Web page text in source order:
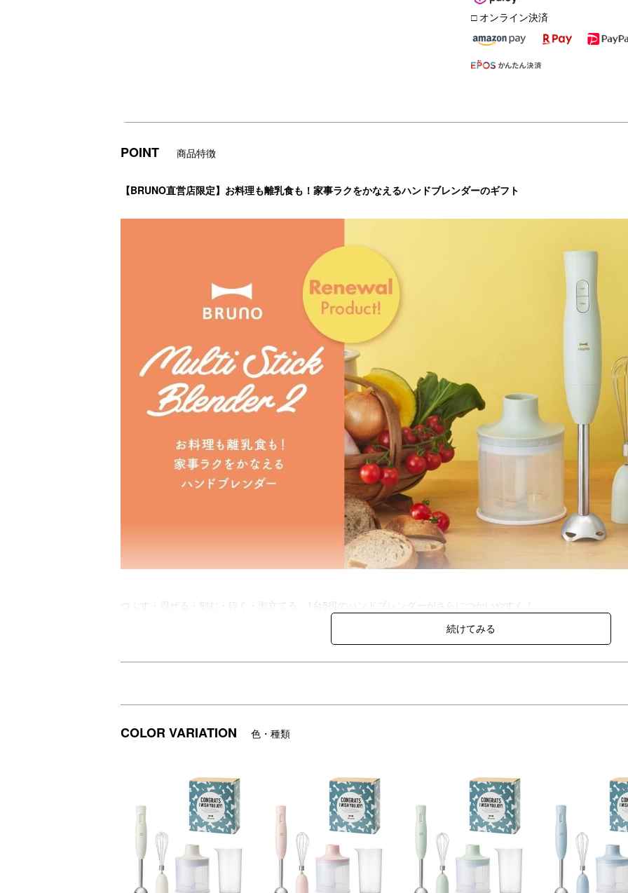
□ オンライン決済
POINT 商品特徴
【BRUNO直営店限定】お料理も離乳食も！家事ラクをかなえるハンドブレンダーのギフト
つぶす・混ぜる・刻む・砕く・泡立てる、1台5役のハンドブレンダーがさらにつかいやすく！
付属の電子レンジ対応チョッパーボトルとブレンダーカップを使えば、下ごしらえからそのまま加熱調理までおま
BRUNOオリジナルデザインのメッセージ入りスリーブでラッピングした、お祝いにぴったりのギフトです。
COLOR VARIATION 色・種類